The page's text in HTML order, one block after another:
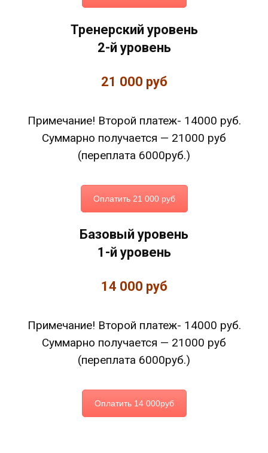
Тренерский уровень
2-й уровень
21 000 руб
Примечание! Второй платеж- 14000 руб.
Суммарно получается — 21000 руб
(переплата 6000руб.)
Оплатить 21 000 руб
Базовый уровень
1-й уровень
14 000 руб
Примечание! Второй платеж- 14000 руб.
Суммарно получается — 21000 руб
(переплата 6000руб.)
Оплатить 14 000руб